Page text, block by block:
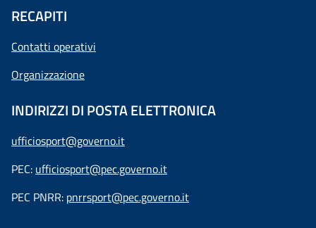
RECAPITI
Contatti operativi
Organizzazione
INDIRIZZI DI POSTA ELETTRONICA
ufficiosport@governo.it
PEC: ufficiosport@pec.governo.it
PEC PNRR: pnrrsport@pec.governo.it